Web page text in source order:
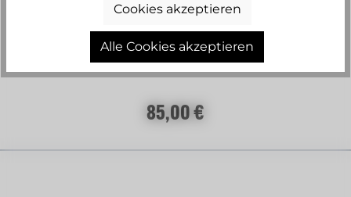
AERIA WESTE MODERN FIT
Regulärer Preis:
85,00 €
Cookies akzeptieren
Alle Cookies akzeptieren